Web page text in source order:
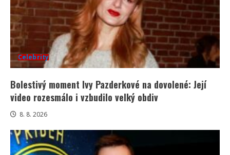
Celebrity
Bolestivý moment Ivy Pazderkové na dovolené: Její
video rozesmálo i vzbudilo velký obdiv
8. 8. 2026